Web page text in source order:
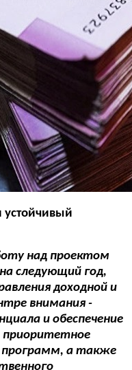
над проектом
следующий год,
доходной и
внимания -
и обеспечение
приоритетное
программ, а также